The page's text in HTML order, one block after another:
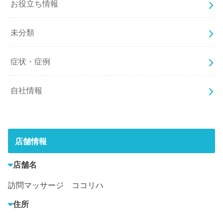
お役立ち情報
未分類
症状・症例
自社情報
店舗情報
店舗名
訪問マッサージ ココリハ
住所